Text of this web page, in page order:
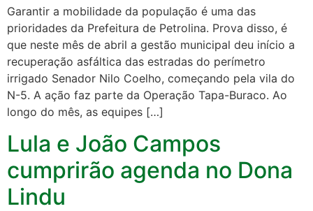
Garantir a mobilidade da população é uma das
prioridades da Prefeitura de Petrolina. Prova disso, é
que neste mês de abril a gestão municipal deu início a
recuperação asfáltica das estradas do perímetro
irrigado Senador Nilo Coelho, começando pela vila do
N-5. A ação faz parte da Operação Tapa-Buraco. Ao
longo do mês, as equipes […]
Lula e João Campos
cumprirão agenda no Dona
Lindu